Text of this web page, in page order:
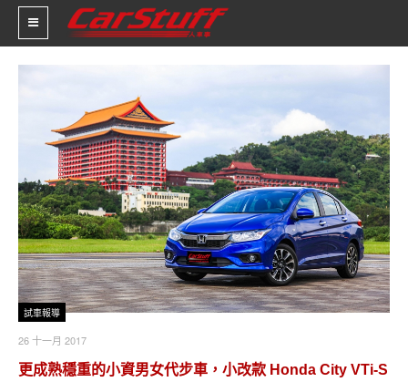
車市新聞
賽車新聞
汽車改裝
輪胎特區
促銷訊息
人車軼事
試車報導
試車報導
26 十一月 2017
更成熟穩重的小資男女代步車，小改款 Honda City VTi-S